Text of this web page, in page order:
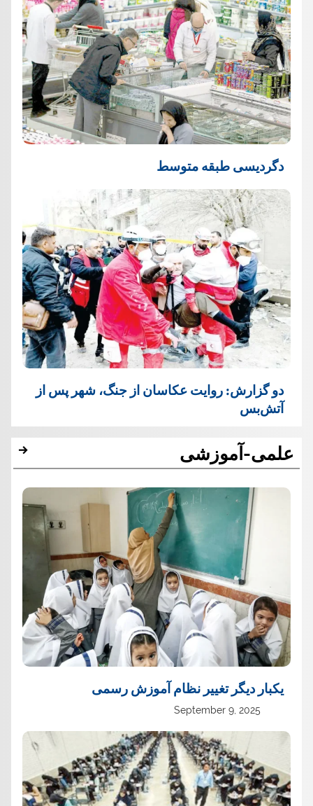
دگردیسی طبقه متوسط
دو گزارش: روایت عکاسان از جنگ، شهر پس از
آتش‌بس
علمی-آموزشی
یک‏بار دیگر تغییر نظام آموزش رسمی
September 9, 2025